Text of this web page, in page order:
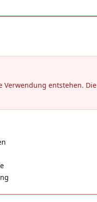
entstehen. Die